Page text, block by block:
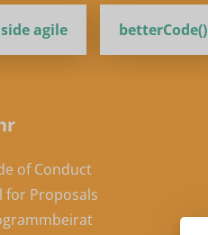
agile betterCode()
of Conduct
for Proposals